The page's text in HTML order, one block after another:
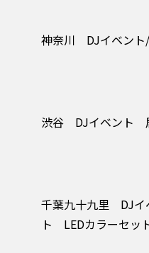
神奈川 DJイベン
渋谷 DJイベント
千葉九十九里 DJ
ト LEDカラーセッ